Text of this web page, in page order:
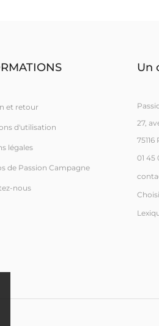
et retour
d'utilisation
légales
de Passion Campagne
nous
Un
27,
75116
01 45